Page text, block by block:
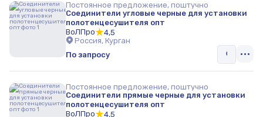
Постоянное предложение, поштучно
Соединители угловые черные для установки
полотенцесушителя опт
ВоЛПро
4,5
Россия, Курган
По запросу
Постоянное предложение, поштучно
Соединители прямые черные для установки
полотенцесушителя опт
ВоЛПро
4,5